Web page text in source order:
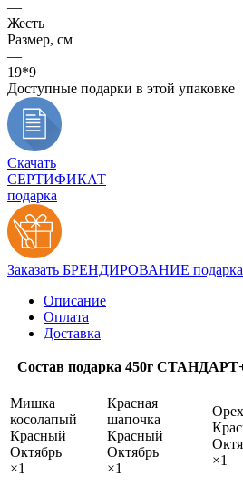
—
Жесть
Размер, см
—
19*9
Доступные подарки в этой упаковке
Скачать
СЕРТИФИКАТ
подарка
Заказать БРЕНДИРОВАНИЕ подарка
Описание
Оплата
Доставка
Состав подарка 450г
Мишка
косолапый
Красный
Октябрь
×1
Красная
шапочка
Красный
Октябрь
×1
×1